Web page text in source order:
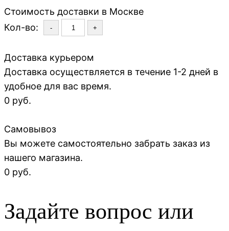
Стоимость доставки в Москве
Кол-во:
- +
Доставка курьером
Доставка осуществляется в течение 1-2 дней в
удобное для вас время.
0 руб.
Самовывоз
Вы можете самостоятельно забрать заказ из
нашего магазина.
0 руб.
Задайте вопрос или